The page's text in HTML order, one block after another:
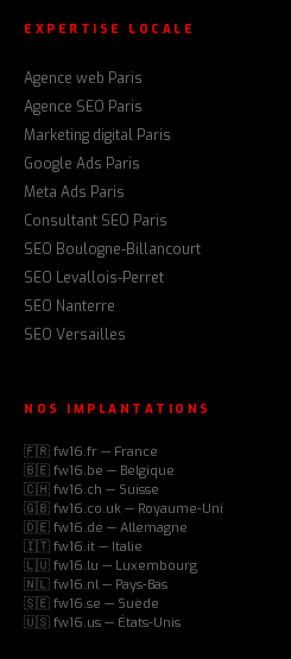
EXPERTISE LOCALE
Agence web Paris
Agence SEO Paris
Marketing digital Paris
Google Ads Paris
Meta Ads Paris
Consultant SEO Paris
SEO Boulogne-Billancourt
SEO Levallois-Perret
SEO Nanterre
SEO Versailles
NOS IMPLANTATIONS
🇫🇷 fw16.fr — France
🇧🇪 fw16.be — Belgique
🇨🇭 fw16.ch — Suisse
🇬🇧 fw16.co.uk — Royaume-Uni
🇩🇪 fw16.de — Allemagne
🇮🇹 fw16.it — Italie
🇱🇺 fw16.lu — Luxembourg
🇳🇱 fw16.nl — Pays-Bas
🇸🇪 fw16.se — Suède
🇺🇸 fw16.us — États-Unis